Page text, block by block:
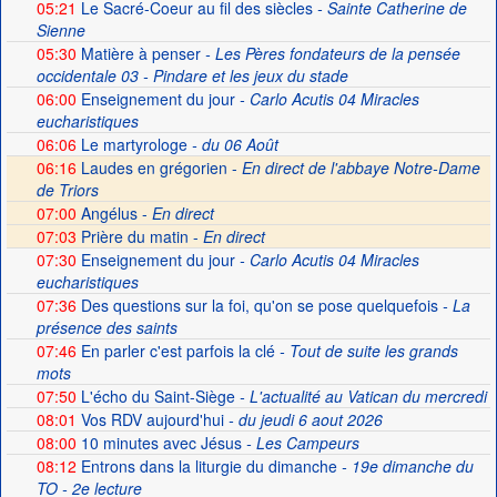
05:21 Le Sacré-Coeur au fil des siècles- Sainte Catherine de
Sienne
05:30 Matière à penser- Les Pères fondateurs de la pensée
occidentale 03 - Pindare et les jeux du stade
06:00 Enseignement du jour- Carlo Acutis 04 Miracles
eucharistiques
06:06Le martyrologe- du 06 Août
06:16 Laudes en grégorien - En direct de l'abbaye Notre-Dame
de Triors
07:00 Angélus - En direct
07:03 Prière du matin - En direct
07:30 Enseignement du jour- Carlo Acutis 04 Miracles
eucharistiques
07:36Des questions sur la foi, qu'on se pose quelquefois- La
présence des saints
07:46En parler c'est parfois la clé- Tout de suite les grands
mots
07:50 L'écho du Saint-Siège- L'actualité au Vatican du mercredi
08:01 Vos RDV aujourd'hui- du jeudi 6 aout 2026
08:00 10 minutes avec Jésus- Les Campeurs
08:12 Entrons dans la liturgie du dimanche- 19e dimanche du
TO - 2e lecture